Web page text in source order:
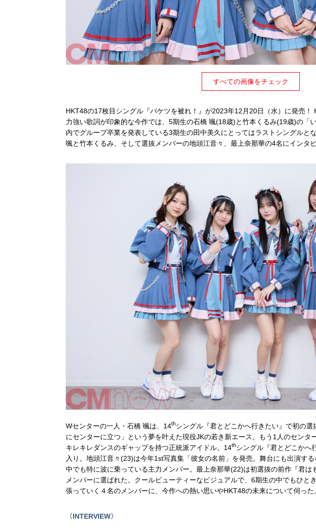
すべての画像をチェック
HKT48の17枚目シングル『バケツを被れ！』が2023年12月20日（水）に発売！
力強い歌詞が印象的な今作では、5期生の石橋 颯(18歳)と竹本くるみ(19歳)の「
内でグループ卒業を発表している3期生の田中美久にとってはラストシングルと
颯と竹本くるみ、そして選抜メンバーの地頭江音々、最上奈那華の4名にインタ
Wセンターの一人・石橋 颯は、14thシングル『君とどこかへ行きたい』で初の
にセンターに立つ」という夢を叶えた現役JKの若き新エース。もう1人のセンタ
キレキレダンスのギャップを持つ正統派アイドル。14thシングル『君とどこかへ
入り。地頭江音々(23)は今年1st写真集「彼女の名前」を発売。舞台にも出演す
中でも特に波に乗っている主力メンバー。最上奈那華(22)は初選抜の前作『君は
メンバーに選ばれた。クールビューティーなビジュアルで、6期生の中でもひと
張っていく４名のメンバーに、今作への熱い思いやHKT48の未来について伺った
〈INTERVIEW〉